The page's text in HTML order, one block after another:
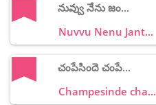
నువ్వు నేను జం...
Nuvvu Nenu Jant...
చంపేసిందె చంపే...
Champesinde cha...